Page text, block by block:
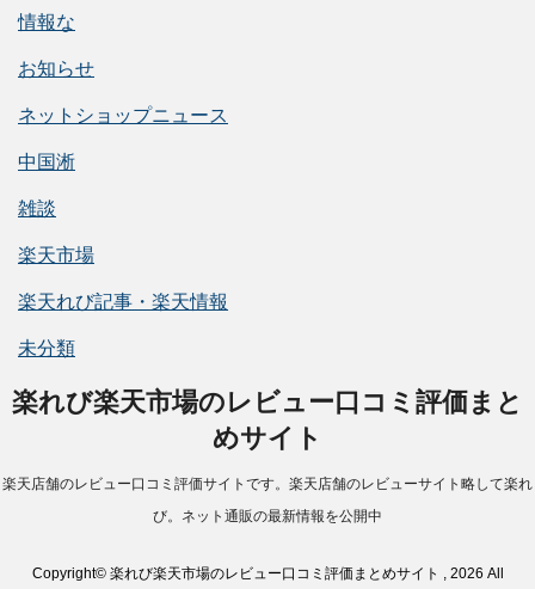
情報な
お知らせ
ネットショップニュース
中国淅
雑談
楽天市場
楽天れび記事・楽天情報
未分類
楽れび楽天市場のレビュー口コミ評価まと
めサイト
楽天店舗のレビュー口コミ評価サイトです。楽天店舗のレビューサイト略して楽れ
び。ネット通販の最新情報を公開中
Copyright© 楽れび楽天市場のレビュー口コミ評価まとめサイト , 2026 All